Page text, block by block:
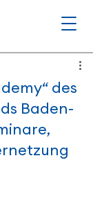
des
Baden-